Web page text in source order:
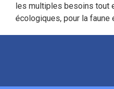
les multiples besoins tout
écologiques, pour la faune